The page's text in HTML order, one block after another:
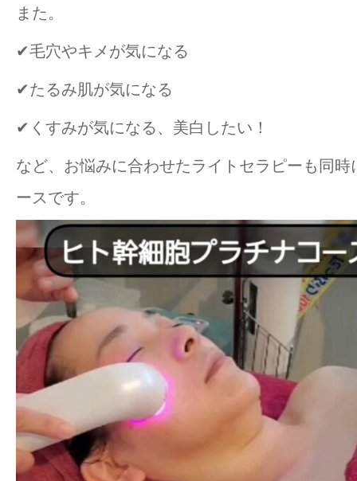
また。
✔毛穴やキメが気になる
✔たるみ肌が気になる
✔くすみが気になる、美白したい！
など、お悩みに合わせたライトセラピーも同
ースです。